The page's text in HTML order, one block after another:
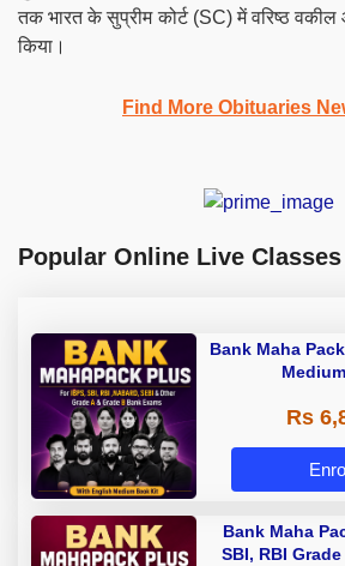
तक भारत के सुप्रीम कोर्ट (SC) में वरिष्ठ
किया।
Find More Obituaries
Popular Online Live Classes
Bank Maha
Rs
Bank Maha
SBI, RBI